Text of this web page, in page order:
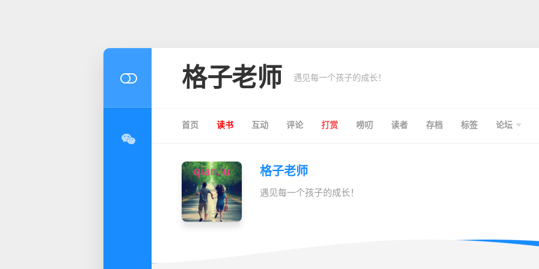
格子老师 遇见每一个孩子的成长！
首页 读书 互动 评论 打赏 唠叨 读者 存档 标签 论坛
格子老师
遇见每一个孩子的成长！